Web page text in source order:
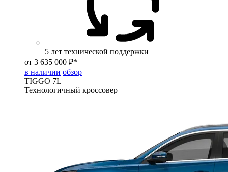
5 лет технической поддержки
от 3 635 000 ₽*
в наличии обзор
TIGGO 7L
Технологичный кроссовер